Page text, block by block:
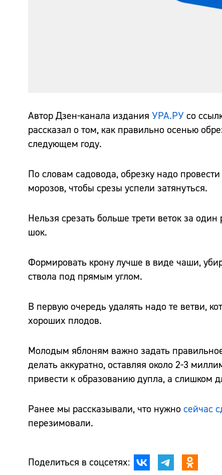
Автор Дзен-канала издания УРА.РУ со
рассказал о том, как правильно осенью
следующем году.
По словам садовода, обрезку надо
морозов, чтобы срезы успели затянуться.
Нельзя срезать больше трети веток за
шок.
Формировать крону лучше в виде чаши,
ствола под прямым углом.
В первую очередь удалять надо те ветви,
хороших плодов.
Молодым яблоням важно задать
делать аккуратно, оставляя около 2-3
привести к образованию дупла, а слишком
Ранее мы рассказывали, что нужно сейчас
перезимовали.
Поделиться в соцсетях: